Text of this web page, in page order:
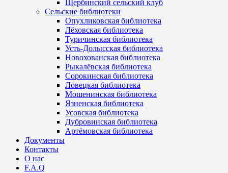
Щербинский сельский клуб
Сельские библиотеки
Опухликовская библиотека
Лёховская библиотека
Туричинская библиотека
Усть-Долысская библиотека
Новохованская библиотека
Рыкалёвская библиотека
Сорокинская библиотека
Ловецкая библиотека
Мошенинская библиотека
Язненская библиотека
Усовская библиотека
Дубровинская библиотека
Артёмовская библиотека
Документы
Контакты
О нас
F.A.Q